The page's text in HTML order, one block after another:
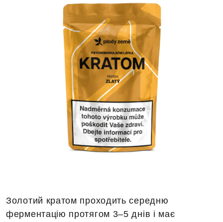
Золотий кратом проходить середню
ферментацію протягом 3–5 днів і має